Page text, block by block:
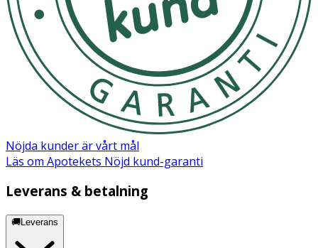
Innehåll
Glukos, natriumcitrat, kaliumklorid, natriumklorid,
Lactobacillus reuteri DSM 17938, aspartam, apelsinarom,
zinksulfat.
Nöjda kunder är vårt mål
Läs om Apotekets Nöjd kund-garanti
Leverans & betalning
🚚Leverans